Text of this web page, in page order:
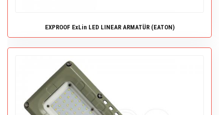
EXPROOF ExLin LED LINEAR ARMATÜR (EATON)